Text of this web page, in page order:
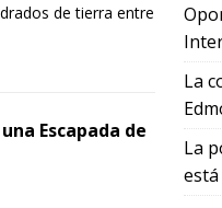
de tierra entre
Escapada de
La
La